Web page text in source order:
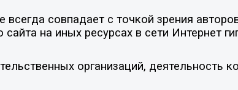
совпадает с точкой зрения
на иных ресурсах в сети Интернет
организаций, деятельность